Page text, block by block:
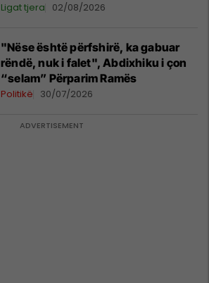
Ligat tjera 02/08/2026
"Nëse është përfshirë, ka gabuar
rëndë, nuk i falet", Abdixhiku i çon
“selam” Përparim Ramës
Politikë 30/07/2026